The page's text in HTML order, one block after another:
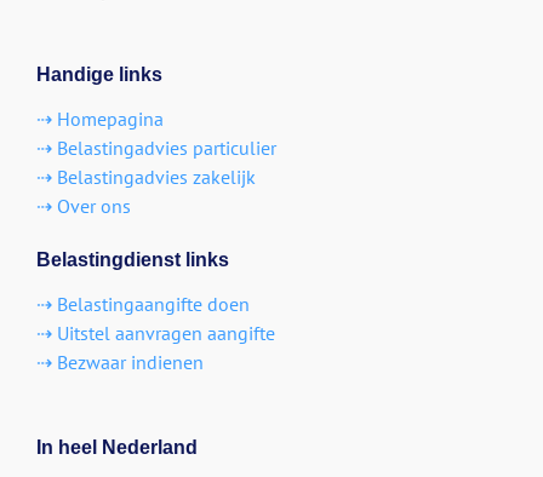
Handige links
⇢ Homepagina
⇢ Belastingadvies particulier
⇢ Belastingadvies zakelijk
⇢ Over ons
Belastingdienst links
⇢ Belastingaangifte doen
⇢ Uitstel aanvragen aangifte
⇢ Bezwaar indienen
In heel Nederland